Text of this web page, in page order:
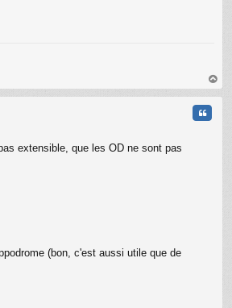
au
extensible, que les OD ne sont pas
(bon, c'est aussi utile que de